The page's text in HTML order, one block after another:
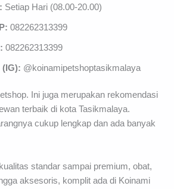
Setiap Hari (08.00-20.00)
082262313399
082262313399
(IG): @koinamipetshoptasikmalaya
Ini juga merupakan rekomendasi
terbaik di kota Tasikmalaya.
cukup lengkap dan ada banyak
standar sampai premium, obat,
aksesoris, komplit ada di Koinami